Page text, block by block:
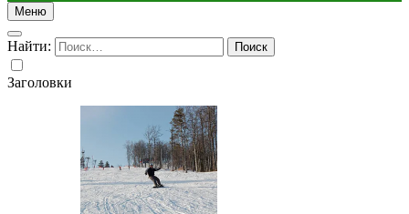
Меню
Найти:
Заголовки